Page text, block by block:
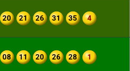
20 21 26 31 35 4
08 11 20 26 28 1